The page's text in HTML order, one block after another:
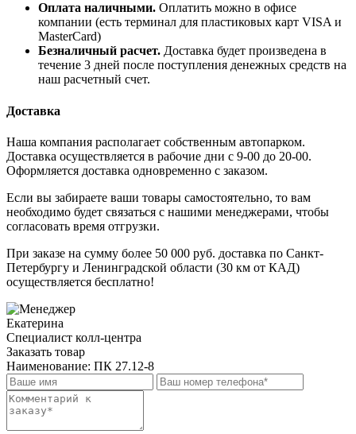
Оплата наличными. Оплатить можно в офисе
компании (есть терминал для пластиковых карт VISA и
MasterCard)
Безналичный расчет. Доставка будет произведена в
течение 3 дней после поступления денежных средств на
наш расчетный счет.
Доставка
Наша компания располагает собственным автопарком.
Доставка осуществляется в рабочие дни с 9-00 до 20-00.
Оформляется доставка одновременно с заказом.
Если вы забираете ваши товары самостоятельно, то вам
необходимо будет связаться с нашими менеджерами, чтобы
согласовать время отгрузки.
При заказе на сумму более 50 000 руб. доставка по Санкт-
Петербургу и Ленинградской области (30 км от КАД)
осуществляется бесплатно!
Екатерина
Специалист колл-центра
Заказать товар
Наименование: ПК 27.12-8